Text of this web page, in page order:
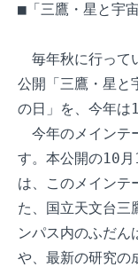
■「三鷹・星と宇
毎年秋に行って
公開「三鷹・星と
の日」を、今年は
今年のメインテ
す。本公開の10
は、このメインテ
た、国立天文台三
ンパス内のふだん
や、最新の研究の